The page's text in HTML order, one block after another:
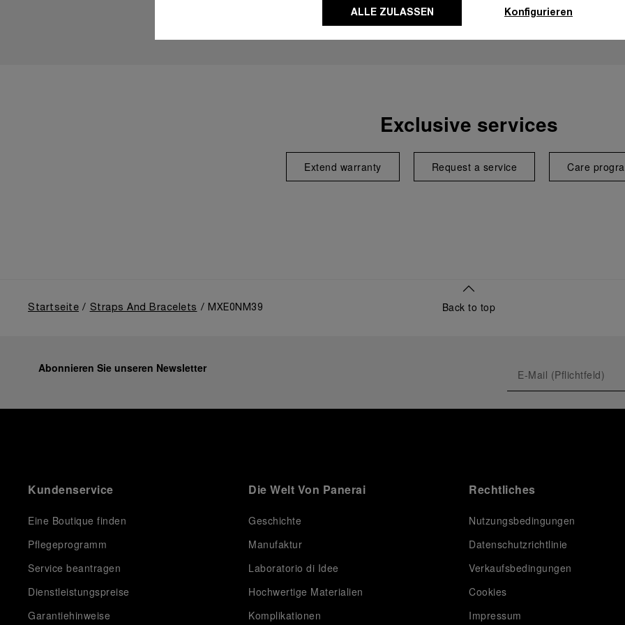
Exclusive services
Extend warranty Request a service Care
Startseite Straps And Bracelets MXE0NM39 Back to top
Abonnieren Sie unseren Newsletter
Kundenservice
Eine Boutique finden
Pflegeprogramm
Service beantragen
Dienstleistungspreise
Garantiehinweise
Die Welt Von Panerai
Geschichte
Manufaktur
Laboratorio di Idee
Hochwertige Materialien
Komplikationen
Rechtliches
Nutzungsbedingungen
Datenschutzrichtlinie
Verkaufsbedingungen
Cookies
Impressum
ALLE ZULASSEN Konfigurieren